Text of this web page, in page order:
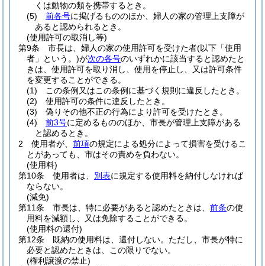
くは動物の類を携帯するとき。
(5)
前各号に掲げるもののほか、婦人の家の管理上支障が
あると認められるとき。
(使用許可の取消し等)
第9条
市長は、婦人の家の使用許可を受けた者(以下「使用
者」という。)が次の各号のいずれかに該当すると認めたと
きは、使用許可を取り消し、使用を停止し、又は許可条件
を変更することができる。
(1)
この条例又はこの条例に基づく規則に違反したとき。
(2)
使用許可の条件に違反したとき。
(3)
偽りその他不正の行為により許可を受けたとき。
(4)
前3号に定めるもののほか、市長が管理上支障がある
と認めるとき。
2
使用者が、 前項の規定による処分によって損害を受けるこ
とがあっても、市はその責めを負わない。
(使用料)
第10条
使用者は、 別表に規定する使用料を納付しなければ
ならない。
(減免)
第11条
市長は、特に必要があると認めたときは、 前条の使
用料を減額し、又は免除することができる。
(使用料の還付)
第12条
既納の使用料は、還付しない。 ただし、市長が特に
必要と認めたときは、この限りでない。
(権利譲渡の禁止)